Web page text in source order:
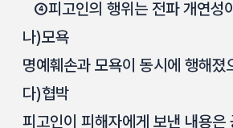
④피고인의 행위는 전파 개연성
나)모욕
명예훼손과 모욕이 동시에 행해
다)협박
피고인이 피해자에게 보낸 내용